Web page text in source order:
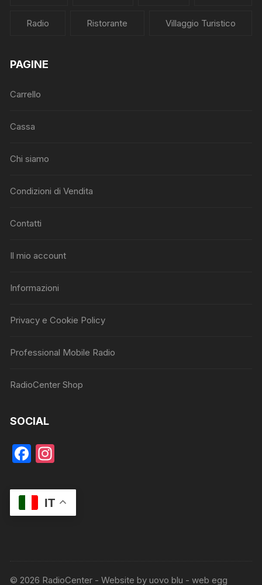
Radio Ristorante Villaggio Turistico
PAGINE
Carrello
Cassa
Chi siamo
Condizioni di Vendita
Contatti
Il mio account
Informazioni
Privacy e Cookie Policy
Professional Mobile Radio
RadioCenter Shop
SOCIAL
F
c
e
a
gr
IT
© 2026 RadioCenter - Website by uovo blu - web egg